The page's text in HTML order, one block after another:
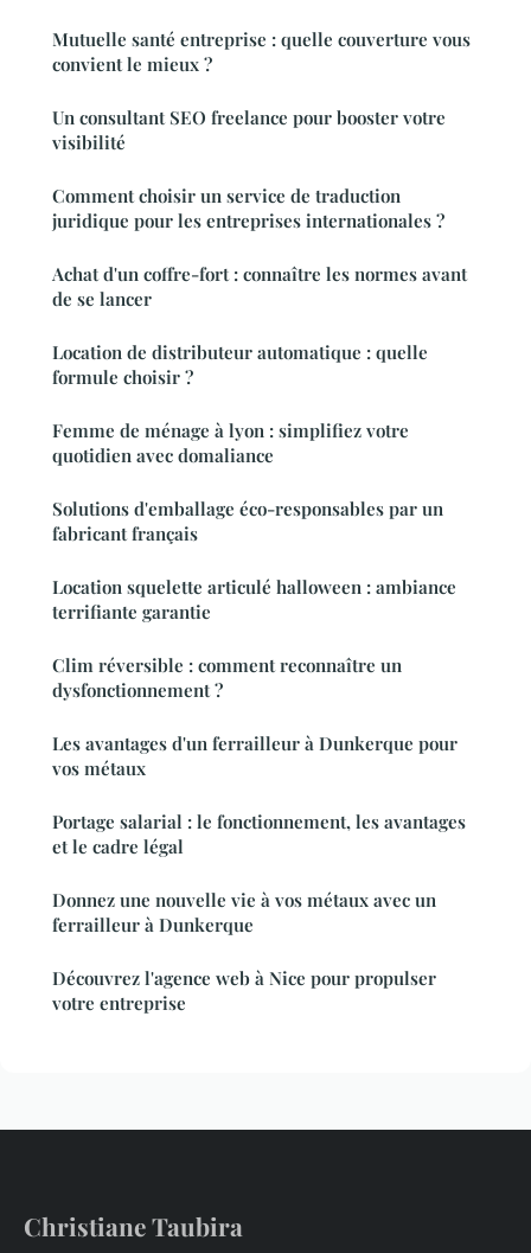
Mutuelle santé entreprise : quelle couverture vous
convient le mieux ?
Un consultant SEO freelance pour booster votre
visibilité
Comment choisir un service de traduction
juridique pour les entreprises internationales ?
Achat d'un coffre-fort : connaître les normes avant
de se lancer
Location de distributeur automatique : quelle
formule choisir ?
Femme de ménage à lyon : simplifiez votre
quotidien avec domaliance
Solutions d'emballage éco-responsables par un
fabricant français
Location squelette articulé halloween : ambiance
terrifiante garantie
Clim réversible : comment reconnaître un
dysfonctionnement ?
Les avantages d'un ferrailleur à Dunkerque pour
vos métaux
Portage salarial : le fonctionnement, les avantages
et le cadre légal
Donnez une nouvelle vie à vos métaux avec un
ferrailleur à Dunkerque
Découvrez l'agence web à Nice pour propulser
votre entreprise
Christiane Taubira